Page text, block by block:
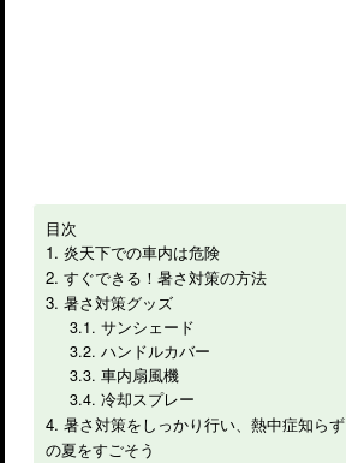
目次
炎天下での車内は危険
すぐできる！暑さ対策の方法
暑さ対策グッズ
サンシェード
ハンドルカバー
車内扇風機
冷却スプレー
暑さ対策をしっかり行い、熱中症知らず
の夏をすごそう